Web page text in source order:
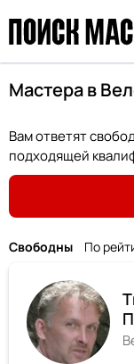
Мастера в
Вам ответят
подходящей
Свободны По